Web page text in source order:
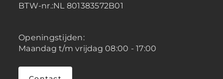
BTW-nr.:NL 801383572B01
Openingstijden:
Maandag t/m vrijdag 08:00 - 17:00